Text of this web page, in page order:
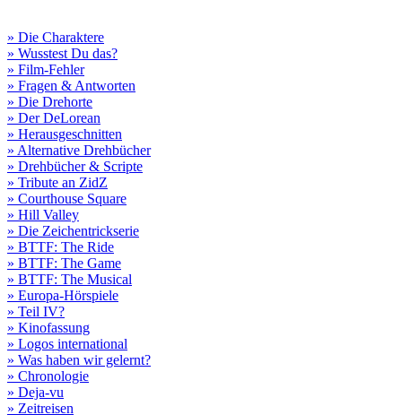
» Die Charaktere
» Wusstest Du das?
» Film-Fehler
» Fragen & Antworten
» Die Drehorte
» Der DeLorean
» Herausgeschnitten
» Alternative Drehbücher
» Drehbücher & Scripte
» Tribute an ZidZ
» Courthouse Square
» Hill Valley
» Die Zeichentrickserie
» BTTF: The Ride
» BTTF: The Game
» BTTF: The Musical
» Europa-Hörspiele
» Teil IV?
» Kinofassung
» Logos international
» Was haben wir gelernt?
» Chronologie
» Deja-vu
» Zeitreisen